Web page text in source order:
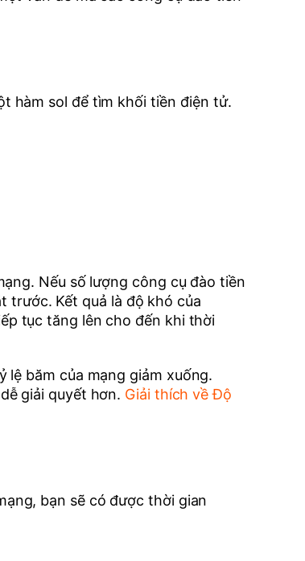
hàm sol để tìm khối tiền điện tử.
Nếu số lượng công cụ đào tiền
trước. Kết quả là độ khó của
tục tăng lên cho đến khi thời
băm của mạng giảm xuống.
giải quyết hơn. Giải thích về Độ
bạn sẽ có được thời gian